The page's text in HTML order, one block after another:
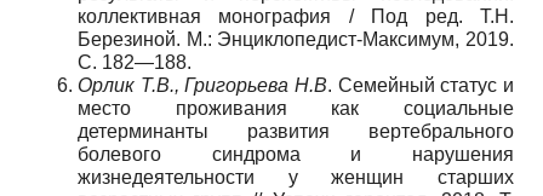
коллективная монография / Под ред. Т.Н.
Березиной. М.: Энциклопедист-Максимум, 2019.
С. 182—188.
Орлик Т.В., Григорьева Н.В. Семейный статус и
место проживания как социальные
детерминанты развития вертебрального
болевого синдрома и нарушения
жизнедеятельности у женщин старших